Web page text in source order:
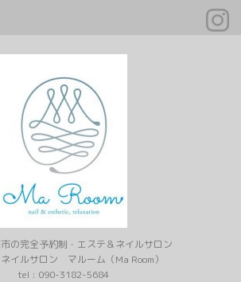
の完全予約制・エステ＆ネイルサロン
イルサロン マルーム（Ma Room）
tel : 090-3182-5684